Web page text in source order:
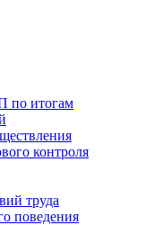
по итогам
контроля
труда
поведения